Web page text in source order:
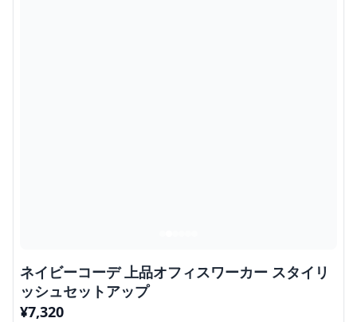
ネイビーコーデ 上品オフィスワーカー スタイリ
ッシュセットアップ
¥7,320